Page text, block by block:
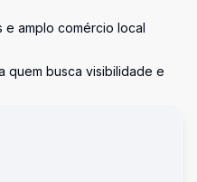
e amplo comércio local
quem busca visibilidade e